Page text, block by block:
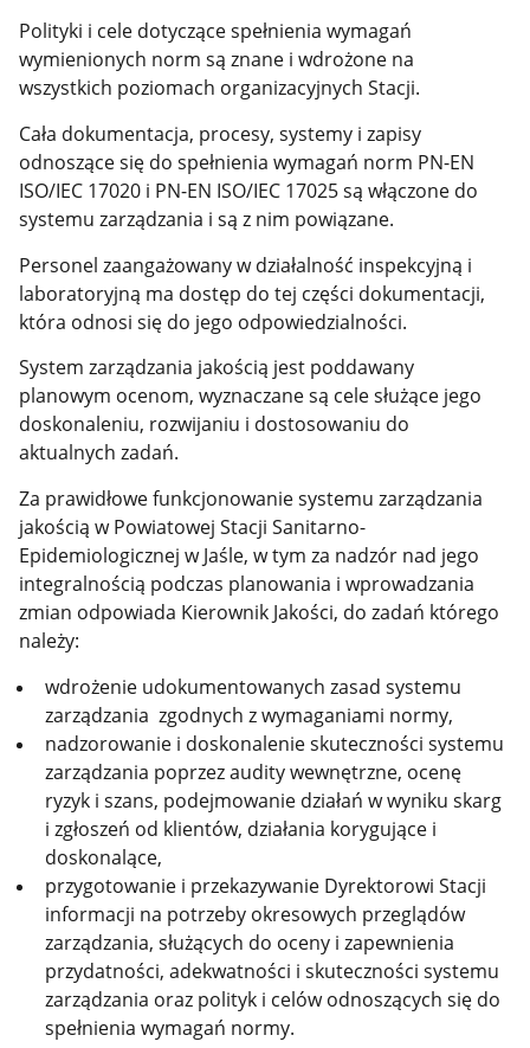
Polityki i cele dotyczące spełnienia wymagań
wymienionych norm są znane i wdrożone na
wszystkich poziomach organizacyjnych Stacji.
Cała dokumentacja, procesy, systemy i zapisy
odnoszące się do spełnienia wymagań norm PN-EN
ISO/IEC 17020 i PN-EN ISO/IEC 17025 są włączone do
systemu zarządzania i są z nim powiązane.
Personel zaangażowany w działalność inspekcyjną i
laboratoryjną ma dostęp do tej części dokumentacji,
która odnosi się do jego odpowiedzialności.
System zarządzania jakością jest poddawany
planowym ocenom, wyznaczane są cele służące jego
doskonaleniu, rozwijaniu i dostosowaniu do
aktualnych zadań.
Za prawidłowe funkcjonowanie systemu zarządzania
jakością w Powiatowej Stacji Sanitarno-
Epidemiologicznej w Jaśle, w tym za nadzór nad jego
integralnością podczas planowania i wprowadzania
zmian odpowiada Kierownik Jakości, do zadań którego
należy:
wdrożenie udokumentowanych zasad systemu
zarządzania zgodnych z wymaganiami normy,
nadzorowanie i doskonalenie skuteczności systemu
zarządzania poprzez audity wewnętrzne, ocenę
ryzyk i szans, podejmowanie działań w wyniku skarg
i zgłoszeń od klientów, działania korygujące i
doskonalące,
przygotowanie i przekazywanie Dyrektorowi Stacji
informacji na potrzeby okresowych przeglądów
zarządzania, służących do oceny i zapewnienia
przydatności, adekwatności i skuteczności systemu
zarządzania oraz polityk i celów odnoszących się do
spełnienia wymagań normy.